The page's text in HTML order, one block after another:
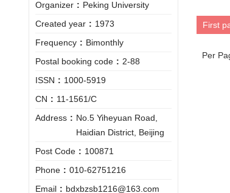
Organizer : Peking University
Created year : 1973
Frequency : Bimonthly
Postal booking code : 2-88
ISSN : 1000-5919
CN : 11-1561/C
Address : No.5 Yiheyuan Road,
Haidian District, Beijing
Post Code : 100871
Phone : 010-62751216
Email : bdxbzsb1216@163.com
First
Per